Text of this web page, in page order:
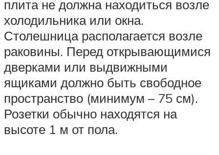
плита не должна находиться возле
холодильника или окна.
Столешница располагается возле
раковины. Перед открывающимися
дверками или выдвижными
ящиками должно быть свободное
пространство (минимум – 75 см).
Розетки обычно находятся на
высоте 1 м от пола.